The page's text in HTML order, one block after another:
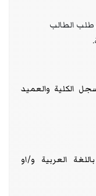
طلب الطالب
الكلية والعميد
العربية و/او